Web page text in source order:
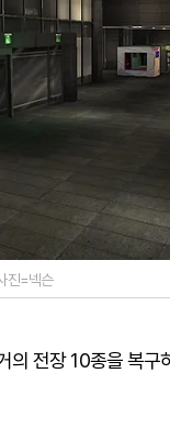
진=넥슨
의 전장 10종을 복